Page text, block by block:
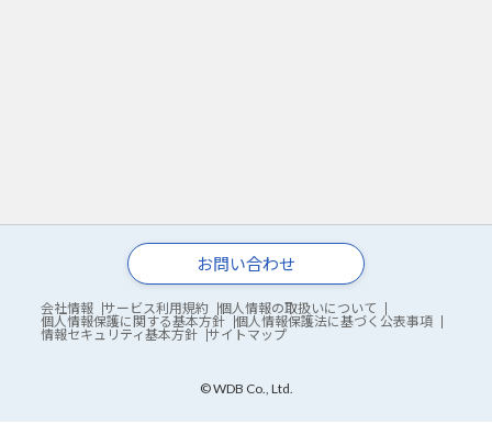
お問い合わせ
会社情報 サービス利用規約
個人情報の取扱いについて
個人情報保護に関する基本方針
個人情報保護法に基づく公表事項
情報セキュリティ基本方針
サイトマップ
© WDB Co., Ltd.